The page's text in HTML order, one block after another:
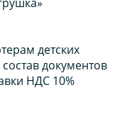
детских
документов
НДС 10%